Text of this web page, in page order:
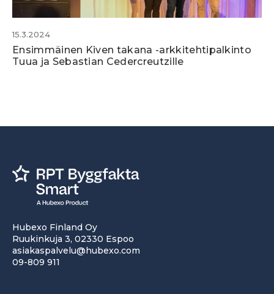
15.3.2024
Ensimmäinen Kiven takana -arkkitehtipalkinto
Tuua ja Sebastian Cedercreutzille
Hubexo Finland Oy
Ruukinkuja 3, 02330 Espoo
asiakaspalvelu@hubexo.com
09-809 911